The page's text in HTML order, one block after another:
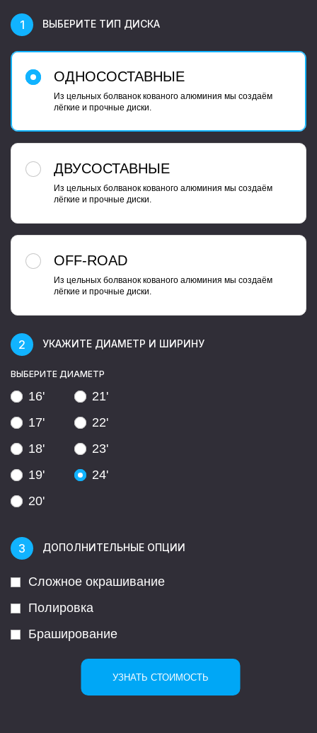
ВЫБЕРИТЕ ТИП ДИСКА
ОДНОСОСТАВНЫЕ
Из цельных болванок кованого алюминия мы создаём
лёгкие и прочные диски.
ДВУСОСТАВНЫЕ
Из цельных болванок кованого алюминия мы создаём
лёгкие и прочные диски.
OFF-ROAD
Из цельных болванок кованого алюминия мы создаём
лёгкие и прочные диски.
УКАЖИТЕ ДИАМЕТР И ШИРИНУ
ВЫБЕРИТЕ ДИАМЕТР
16'
17'
18'
19'
20'
21'
22'
23'
24'
ДОПОЛНИТЕЛЬНЫЕ ОПЦИИ
Сложное окрашивание
Полировка
Браширование